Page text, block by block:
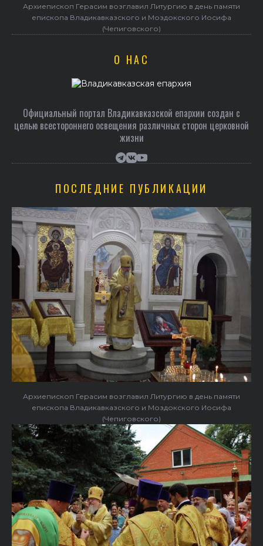
Архиепископ Герасим возглавил Литургию в день памяти
епископа Владикавказского и Моздокского Иосифа
(Чепиговского)
О НАС
Официальный портал Владикавказской епархии создан c
целью всестороннего освещения различных сторон церковной
жизни
ПОСЛЕДНИЕ ПУБЛИКАЦИИ
Архиепископ Герасим возглавил Литургию в день памяти
епископа Владикавказского и Моздокского Иосифа
(Чепиговского)